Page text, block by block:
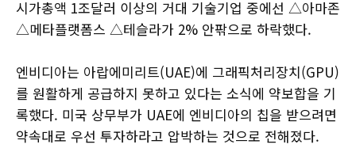
시가총액 1조달러 이상의 거대 기술기업 중에선 △아마존
△메타플랫폼스 △테슬라가 2% 안팎으로 하락했다.
엔비디아는 아랍에미리트(UAE)에 그래픽처리장치(GPU)
를 원활하게 공급하지 못하고 있다는 소식에 약보합을 기
록했다. 미국 상무부가 UAE에 엔비디아의 칩을 받으려면
약속대로 우선 투자하라고 압박하는 것으로 전해졌다.